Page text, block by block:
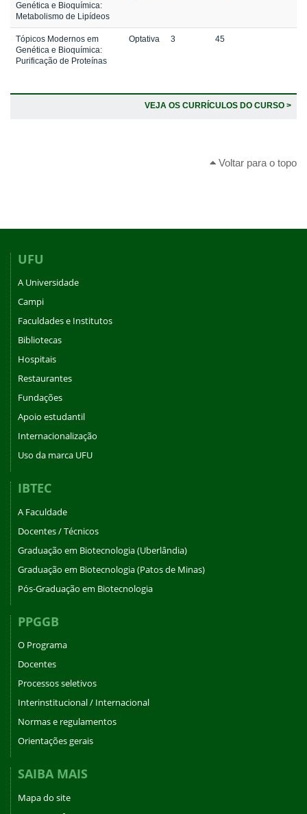
Genética e Bioquímica:
Metabolismo de Lipídeos
Tópicos Modernos em
Genética e Bioquímica:
Purificação de Proteínas
Optativa 3 45
VEJA OS CURRÍCULOS DO CURSO >
Voltar para o topo
UFU
A Universidade
Campi
Faculdades e Institutos
Bibliotecas
Hospitais
Restaurantes
Fundações
Apoio estudantil
Internacionalização
Uso da marca UFU
IBTEC
A Faculdade
Docentes / Técnicos
Graduação em Biotecnologia (Uberlândia)
Graduação em Biotecnologia (Patos de Minas)
Pós-Graduação em Biotecnologia
PPGGB
O Programa
Docentes
Processos seletivos
Interinstitucional / Internacional
Normas e regulamentos
Orientações gerais
SAIBA MAIS
Mapa do site